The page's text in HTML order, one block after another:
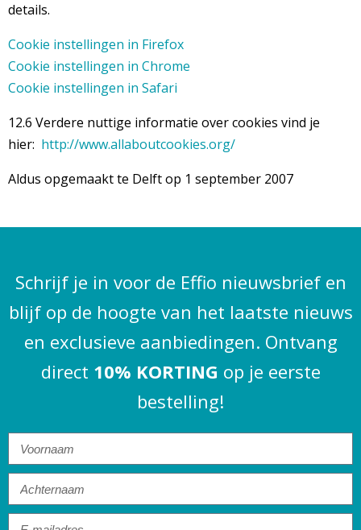
details.
Cookie instellingen in Firefox
Cookie instellingen in Chrome
Cookie instellingen in Safari
12.6 Verdere nuttige informatie over cookies vind je
hier: http://www.allaboutcookies.org/
Aldus opgemaakt te Delft op 1 september 2007
Schrijf je in voor de Effio nieuwsbrief en
blijf op de hoogte van het laatste nieuws
en exclusieve aanbiedingen. Ontvang
direct 10% KORTING op je eerste
bestelling!